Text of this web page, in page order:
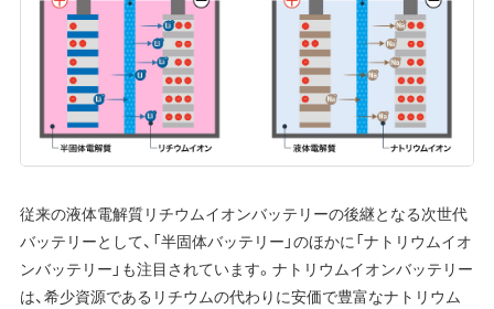
従来の液体電解質リチウムイオンバッテリーの後継となる次世代
バッテリーとして、「半固体バッテリー」のほかに「ナトリウムイオ
ンバッテリー」も注目されています。ナトリウムイオンバッテリー
は、希少資源であるリチウムの代わりに安価で豊富なナトリウム